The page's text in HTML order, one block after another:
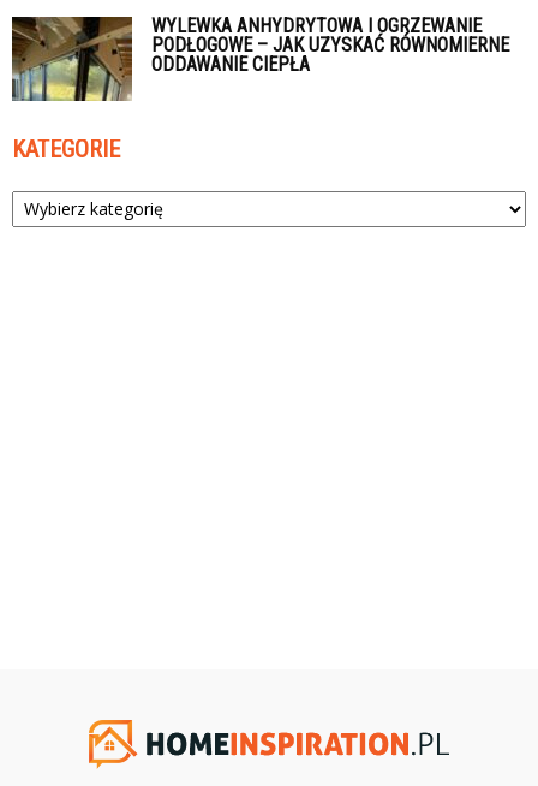
WYLEWKA ANHYDRYTOWA I OGRZEWANIE
PODŁOGOWE – JAK UZYSKAĆ RÓWNOMIERNE
ODDAWANIE CIEPŁA
KATEGORIE
Kategorie